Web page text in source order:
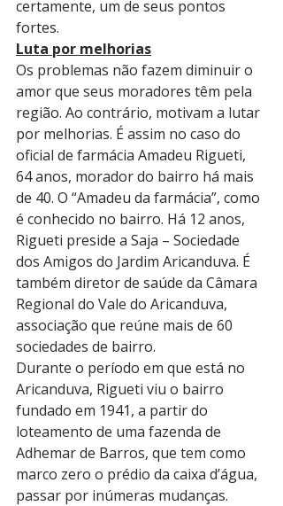
certamente, um de seus pontos
fortes.
Luta por melhorias
Os problemas não fazem diminuir o
amor que seus moradores têm pela
região. Ao contrário, motivam a lutar
por melhorias. É assim no caso do
oficial de farmácia Amadeu Rigueti,
64 anos, morador do bairro há mais
de 40. O “Amadeu da farmácia”, como
é conhecido no bairro. Há 12 anos,
Rigueti preside a Saja – Sociedade
dos Amigos do Jardim Aricanduva. É
também diretor de saúde da Câmara
Regional do Vale do Aricanduva,
associação que reúne mais de 60
sociedades de bairro.
Durante o período em que está no
Aricanduva, Rigueti viu o bairro
fundado em 1941, a partir do
loteamento de uma fazenda de
Adhemar de Barros, que tem como
marco zero o prédio da caixa d’água,
passar por inúmeras mudanças.